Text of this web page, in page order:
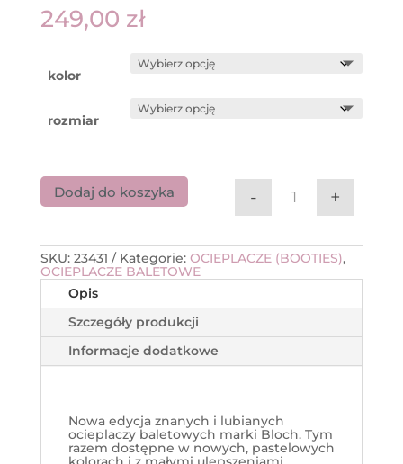
249,00 zł
kolor
rozmiar
ilość Ocieplacze
- +
Dodaj do koszyka
SKU: 23431 Kategorie: OCIEPLACZE (BOOTIES),
OCIEPLACZE BALETOWE
Opis
Szczegóły produkcji
Informacje dodatkowe
Nowa edycja znanych i lubianych
ocieplaczy baletowych marki Bloch. Tym
razem dostępne w nowych, pastelowych